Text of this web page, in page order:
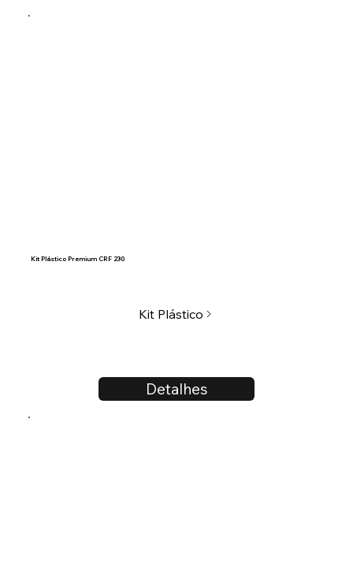
Kit Plástico Premium CRF 230
Detalhes
Kit Plástico